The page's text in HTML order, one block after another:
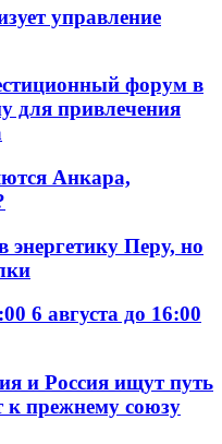
управление
форум в
для привлечения
Анкара,
энергетику Перу, но
6 августа до 16:00
и Россия ищут путь
к прежнему союзу